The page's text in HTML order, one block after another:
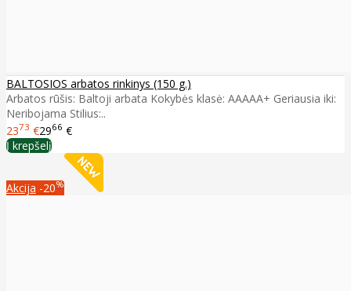
BALTOSIOS arbatos rinkinys (150 g.)
Arbatos rūšis: Baltoji arbata Kokybės klasė: AAAAA+ Geriausia iki:
Neribojama Stilius:..
2373 €2966 €
Į krepšelį
Akcija -20%